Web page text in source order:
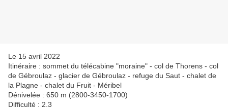
Le 15 avril 2022
Itinéraire : sommet du télécabine "moraine" - col de Thorens - col
de Gébroulaz - glacier de Gébroulaz - refuge du Saut - chalet de
la Plagne - chalet du Fruit - Méribel
Dénivelée : 650 m (2800-3450-1700)
Difficulté : 2.3